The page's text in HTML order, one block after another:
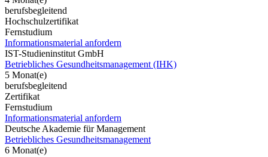
berufsbegleitend
Hochschulzertifikat
Fernstudium
Informationsmaterial anfordern
IST-Studieninstitut GmbH
Betriebliches Gesundheitsmanagement (IHK)
5 Monat(e)
berufsbegleitend
Zertifikat
Fernstudium
Informationsmaterial anfordern
Deutsche Akademie für Management
Betriebliches Gesundheitsmanagement
6 Monat(e)